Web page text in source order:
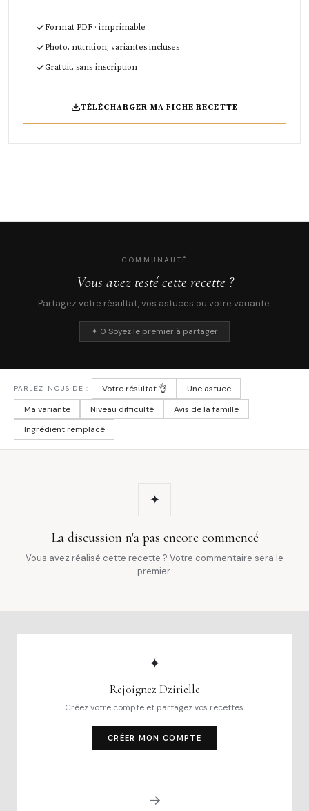
Format PDF · imprimable
Photo, nutrition, variantes incluses
Gratuit, sans inscription
TÉLÉCHARGER MA FICHE RECETTE
COMMUNAUTÉ
Vous avez testé cette recette ?
Partagez votre résultat, vos astuces ou votre variante.
✦ 0 Soyez le premier à partager
PARLEZ-NOUS DE : Votre résultat 👌
Une astuce
Ma variante
Niveau difficulté
Avis de la famille
Ingrédient remplacé
✦
La discussion n'a pas encore commencé
Vous avez réalisé cette recette ? Votre commentaire sera le
premier.
✦
Rejoignez Dzirielle
Créez votre compte et partagez vos recettes.
CRÉER MON COMPTE
→